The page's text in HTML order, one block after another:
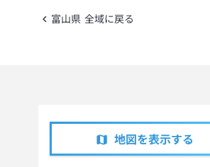
富山県 全域に戻る
地図を表示する